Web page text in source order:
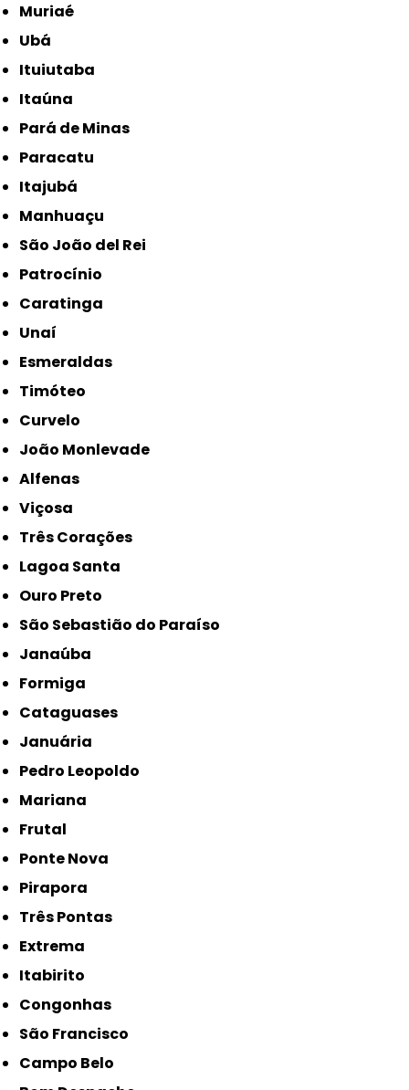
Muriaé
Ubá
Ituiutaba
Itaúna
Pará de Minas
Paracatu
Itajubá
Manhuaçu
São João del Rei
Patrocínio
Caratinga
Unaí
Esmeraldas
Timóteo
Curvelo
João Monlevade
Alfenas
Viçosa
Três Corações
Lagoa Santa
Ouro Preto
São Sebastião do Paraíso
Janaúba
Formiga
Cataguases
Januária
Pedro Leopoldo
Mariana
Frutal
Ponte Nova
Pirapora
Três Pontas
Extrema
Itabirito
Congonhas
São Francisco
Campo Belo